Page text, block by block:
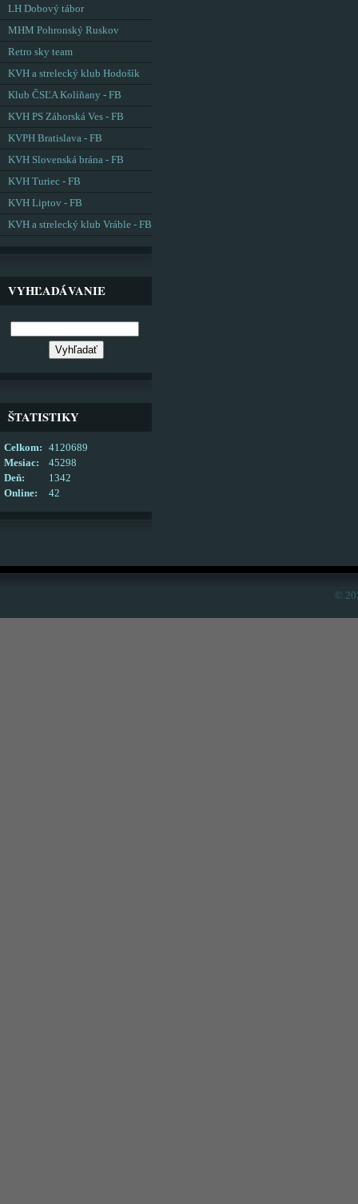
LH Dobový tábor
MHM Pohronský Ruskov
Retro sky team
KVH a strelecký klub Hodošík
Klub ČSĽA Kolíňany - FB
KVH PS Záhorská Ves - FB
KVPH Bratislava - FB
KVH Slovenská brána - FB
KVH Turiec - FB
KVH Liptov - FB
KVH a strelecký klub Vráble - FB
VYHĽADÁVANIE
ŠTATISTIKY
Online: 42
Celkom:
4120689
Mesiac:
45298
Deň:
1342
©